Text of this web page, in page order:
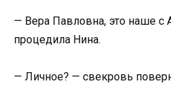
— Вера Павловна, это наше с
процедила Нина.
— Личное? — свекровь